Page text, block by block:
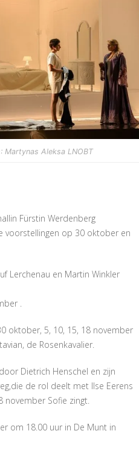
Martynas Aleksa LNOBT
Fürstin Werdenberg
voorstellingen op 30 oktober en
Lerchenau en Martin Winkler
.
oktober, 5, 10, 15, 18 november
de Rosenkavalier.
Dietrich Henschel en zijn
de rol deelt met Ilse Eerens
Sofie zingt.
om 18.00 uur in De Munt in